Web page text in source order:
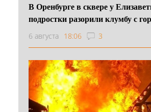
В Оренбурге в сквере у
подростки разорили клумбу с
6 августа 18:06 3